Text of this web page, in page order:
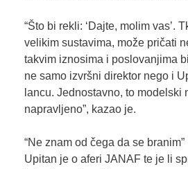
“Što bi rekli: ‘Dajte, molim vas’.
velikim sustavima, može pričati
takvim iznosima i poslovanjima
ne samo izvršni direktor nego i
lancu. Jednostavno, to modelski
napravljeno”, kazao je.
“Ne znam od čega da se branim”
Upitan je o aferi JANAF te je li